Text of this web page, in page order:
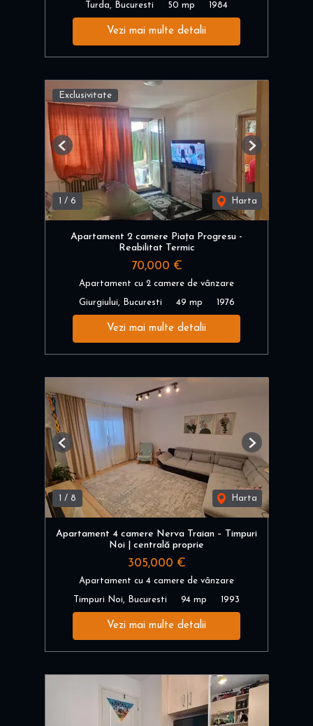
Turda, Bucuresti 50 mp 1984
Vezi mai multe detalii
Exclusivitate
/ 6 Harta
Previous Next
Apartament 2 camere Piața Progresu -
Reabilitat Termic
70,000 €
Apartament cu 2 camere de vânzare
Giurgiului, Bucuresti 49 mp 1976
Vezi mai multe detalii
1 / 8 Harta
Previous Next
Apartament 4 camere Nerva Traian – Timpuri
Noi | centrală proprie
305,000 €
Apartament cu 4 camere de vânzare
Timpuri Noi, Bucuresti 94 mp 1993
Vezi mai multe detalii